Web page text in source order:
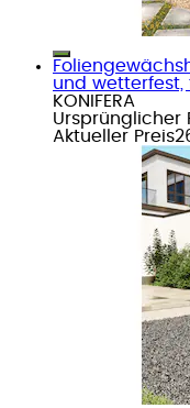
und wetterfest,
KONIFERA
Ursprünglicher
Aktueller Preis